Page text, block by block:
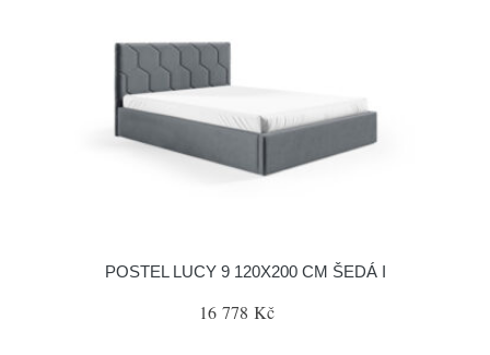
POSTEL LUCY 9 120X200 CM ŠEDÁ I
16 778 Kč